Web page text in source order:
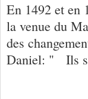
En 1492 et en
la venue du
des
Daniel: " Ils